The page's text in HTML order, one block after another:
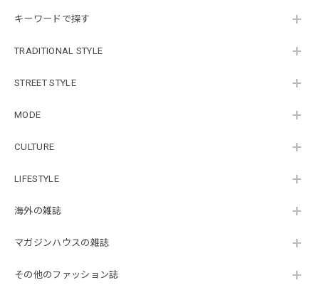
キーワードで探す
TRADITIONAL STYLE
STREET STYLE
MODE
CULTURE
LIFESTYLE
海外の雑誌
マガジンハウスの雑誌
その他のファッション誌